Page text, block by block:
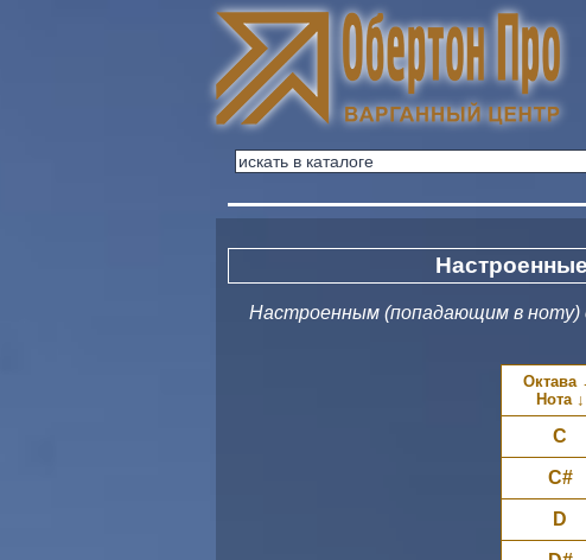
Настроенным (попадающим в ноту)
Октава
Нота ↓
C
C#
D